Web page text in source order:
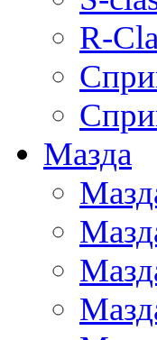
R-
Мазда